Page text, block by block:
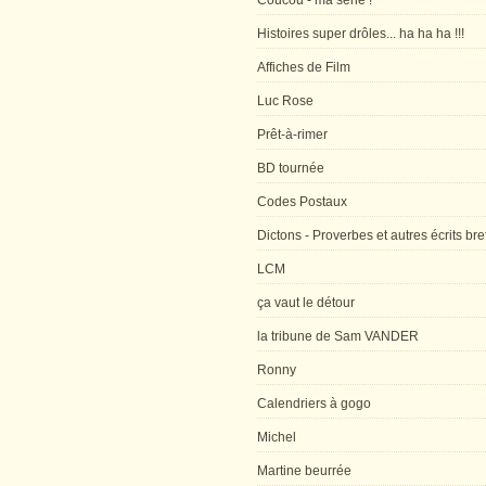
Histoires super drôles... ha ha ha !!!
Affiches de Film
Luc Rose
Prêt-à-rimer
BD tournée
Codes Postaux
Dictons - Proverbes et autres écrits
LCM
ça vaut le détour
la tribune de Sam VANDER
Ronny
Calendriers à gogo
Michel
Martine beurrée